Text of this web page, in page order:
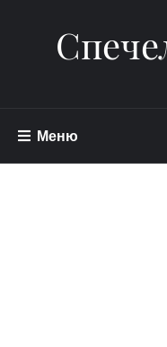
Меню